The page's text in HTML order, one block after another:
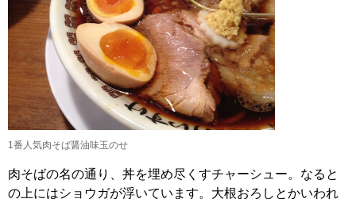
1番人気肉そば醤油味玉のせ
肉そばの名の通り、丼を埋め尽くすチャーシュー。なると
の上にはショウガが浮いています。大根おろしとかいわれ